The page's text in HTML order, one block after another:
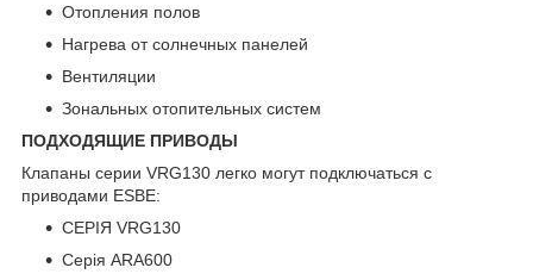
Отопления полов
Нагрева от солнечных панелей
Вентиляции
Зональных отопительных систем
ПОДХОДЯЩИЕ ПРИВОДЫ
Клапаны серии VRG130 легко могут подключаться с
приводами ESBE:
СЕРІЯ VRG130
Серія ARA600